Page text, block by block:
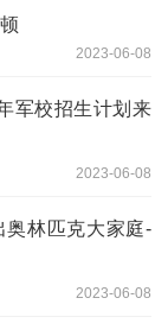
2023-06-08
军校招生计划来
2023-06-08
奥林匹克大家庭-
2023-06-08